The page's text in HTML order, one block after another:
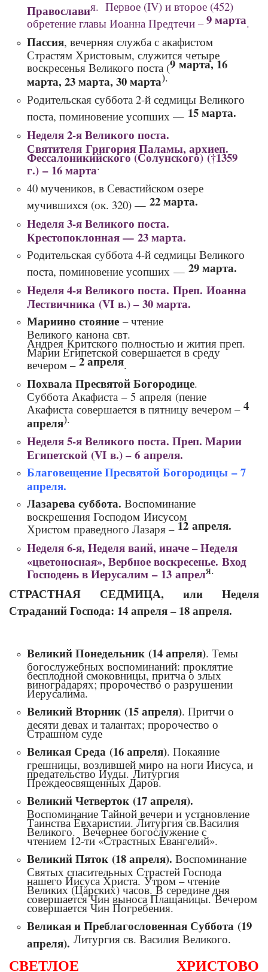
Православия. Первое (IV) и второе (452)
обретение главы Иоанна Предтечи – 9 марта
Пассия, вечерняя служба с акафистом
Страстям Христовым, служится четыре
воскресенья Великого поста (9 марта, 16
марта, 23 марта, 30 марта).
Родительская суббота 2-й седмицы Великого
поста, поминовение усопших — 15 марта.
Неделя 2‑я Великого поста.
Святителя Григория Паламы, архиеп.
Фессалоникийского (Солунского) (†1359
г.) – 16 марта.
40 мучеников, в Севастийском озере
мучившихся (ок. 320) — 22 марта.
Неделя 3‑я Великого поста.
Крестопоклонная — 23 марта.
Родительская суббота 4-й седмицы Великого
поста, поминовение усопших — 29 марта.
Неделя 4‑я Великого поста. Преп. Иоанна
Лествичника (VI в.) – 30 марта.
Мариино стояние – чтение
Великого канона свт.
Андрея Критского полностью и жития преп.
Марии Египетской совершается в среду
вечером – 2 апреля
Похвала Пресвятой Богородице.
Суббота Акафиста – 5 апреля (пение
Акафиста совершается в пятницу вечером – 4
апреля).
Неделя 5‑я Великого поста. Преп. Марии
Египетской (VI в.) – 6 апреля.
Благовещение Пресвятой Богородицы – 7
апреля.
Лазарева суббота. Воспоминание
воскрешения Господом Иисусом
Христом праведного Лазаря – 12 апреля.
Неделя 6‑я, Неделя ваий, иначе – Неделя
«цветоносная», Вербное воскресенье. Вход
Господень в Иерусалим – 13 апреля.
СТРАСТНАЯ СЕДМИЦА, или Неделя
Страданий Господа: 14 апреля – 18 апреля.
Великий Понедельник (14 апреля). Темы
богослужебных воспоминаний: проклятие
бесплодной смоковницы, притча о злых
виноградарях; пророчество о разрушении
Иерусалима.
Великий Вторник (15 апреля). Притчи о
десяти девах и талантах; пророчество о
Страшном суде
Великая Среда (16 апреля). Покаяние
грешницы, возлившей миро на ноги Иисуса, и
предательство Иуды. Литургия
Преждеосвященных Даров.
Великий Четверток (17 апреля).
Воспоминание Тайной вечери и установление
Таинства Евхаристии. Литургия св.Василия
Великого. Вечернее богослужение с
чтением 12-ти «Страстных Евангелий».
Великий Пяток (18 апреля). Воспоминание
Святых спасительных Страстей Господа
нашего Иисуса Христа. Утром – чтение
Великих (Царских) часов. В середине дня
совершается Чин выноса Плащаницы. Вечером
совершается Чин Погребения.
Великая и Преблагословенная Суббота (19
апреля). Литургия св. Василия Великого.
СВЕТЛОЕ ХРИСТОВО